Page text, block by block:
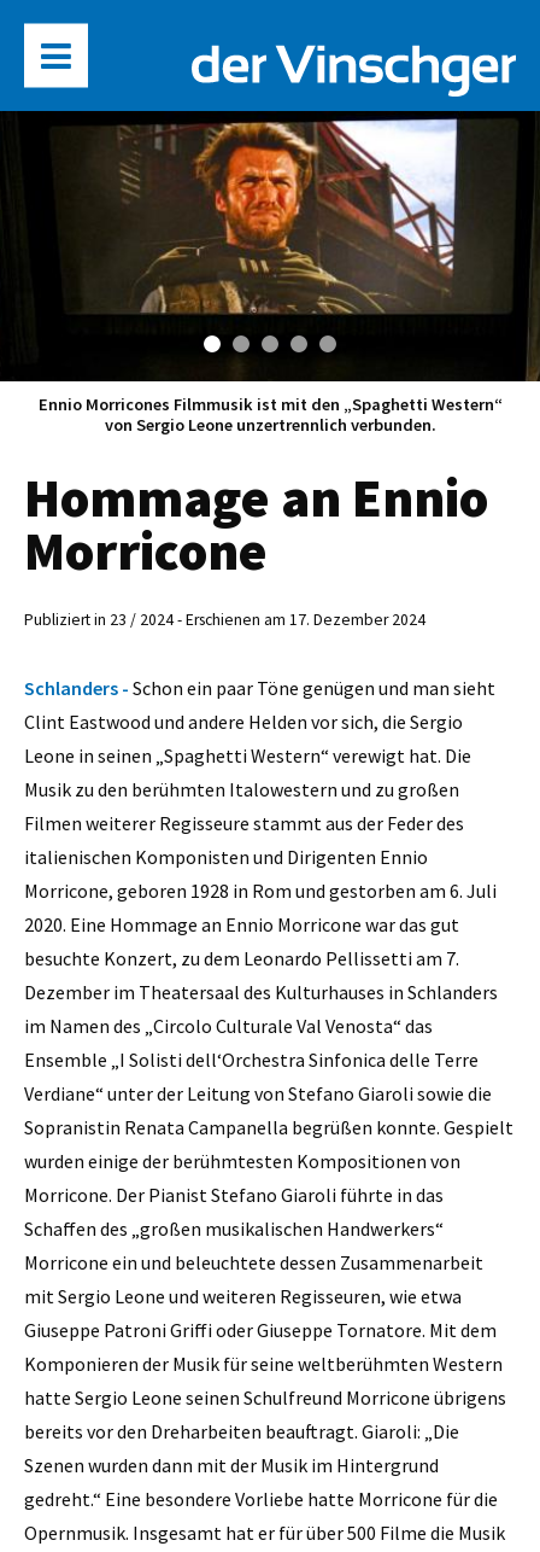
Ennio Morricones Filmmusik ist mit den „Spaghetti Western“
von Sergio Leone unzertrennlich verbunden.
Hommage an Ennio
Morricone
Publiziert in 23 / 2024 - Erschienen am 17. Dezember 2024
Schlanders - Schon ein paar Töne genügen und man sieht
Clint Eastwood und andere Helden vor sich, die Sergio
Leone in seinen „Spaghetti Western“ verewigt hat. Die
Musik zu den berühmten Italowestern und zu großen
Filmen weiterer Regisseure stammt aus der Feder des
italienischen Komponisten und Dirigenten Ennio
Morricone, geboren 1928 in Rom und gestorben am 6. Juli
2020. Eine Hommage an Ennio Morricone war das gut
besuchte Konzert, zu dem Leonardo Pellissetti am 7.
Dezember im Theatersaal des Kulturhauses in Schlanders
im Namen des „Circolo Culturale Val Venosta“ das
Ensemble „I Solisti dell‘Orchestra Sinfonica delle Terre
Verdiane“ unter der Leitung von Stefano Giaroli sowie die
Sopranistin Renata Campanella begrüßen konnte. Gespielt
wurden einige der berühmtesten Kompositionen von
Morricone. Der Pianist Stefano Giaroli führte in das
Schaffen des „großen musikalischen Handwerkers“
Morricone ein und beleuchtete dessen Zusammenarbeit
mit Sergio Leone und weiteren Regisseuren, wie etwa
Giuseppe Patroni Griffi oder Giuseppe Tornatore. Mit dem
Komponieren der Musik für seine weltberühmten Western
hatte Sergio Leone seinen Schulfreund Morricone übrigens
bereits vor den Dreharbeiten beauftragt. Giaroli: „Die
Szenen wurden dann mit der Musik im Hintergrund
gedreht.“ Eine besondere Vorliebe hatte Morricone für die
Opernmusik. Insgesamt hat er für über 500 Filme die Musik